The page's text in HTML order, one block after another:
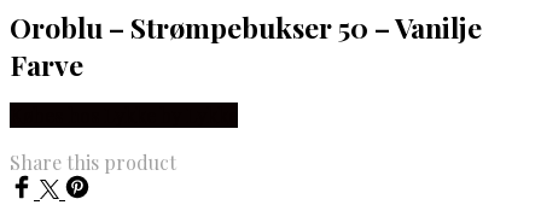
Oroblu – Strømpebukser 50 – Vanilje
Farve
Share this product